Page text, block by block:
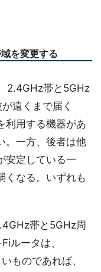
を変更する
2.4GHz帯と5GHz
遠くまで届く
利用する機器があ
。一方、後者は他
安定している一
くなる。いずれも
帯と5GHz周
ルータは、
ものであれば、